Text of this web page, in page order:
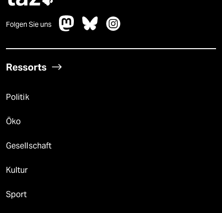
Folgen Sie uns
Ressorts
Politik
Öko
Gesellschaft
Kultur
Sport